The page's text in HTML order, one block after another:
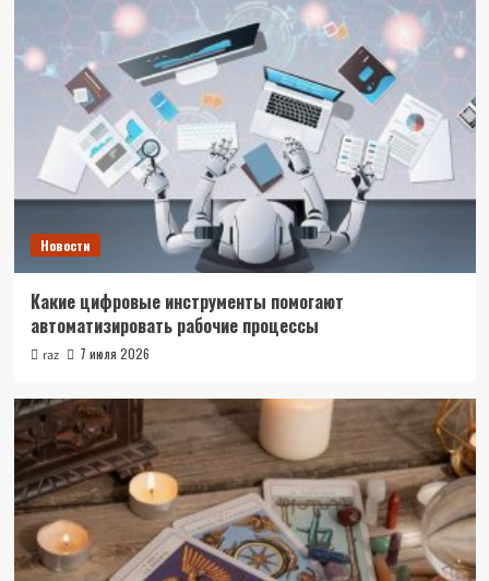
Новости
Какие цифровые инструменты помогают
автоматизировать рабочие процессы
raz 7 июля 2026